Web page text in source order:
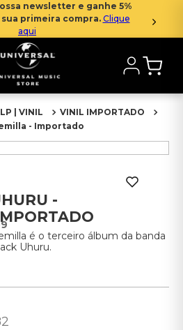
newsletter e ganhe 5%
primeira compra. Clique
aqui
LP | VINIL
VINIL IMPORTADO
- Importado
-
é o terceiro álbum da banda
Uhuru.